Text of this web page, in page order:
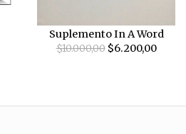
Suplemento In A Word
$10.000,00$6.200,00